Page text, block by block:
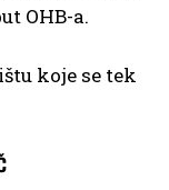
OHB-a.
koje se tek